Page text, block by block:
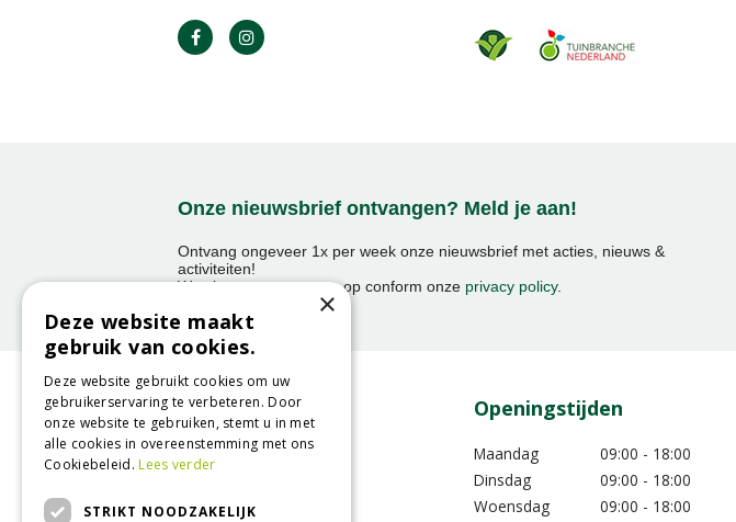
Onze nieuwsbrief ontvangen? Meld je aan!
Ontvang ongeveer 1x per week onze nieuwsbrief met acties, nieuws &
activiteiten!
We slaan uw gegevens op conform onze privacy policy.
Contact
GroenRijk Raalte
8102RS Raalte
Openingstijden
Maandag
09:00 - 18:00
Dinsdag
09:00 - 18:00
Woensdag
09:00 - 18:00
×
Deze website maakt
gebruik van cookies.
Deze website gebruikt cookies om uw
gebruikerservaring te verbeteren. Door
onze website te gebruiken, stemt u in met
alle cookies in overeenstemming met ons
Cookiebeleid.Lees verder
STRIKT NOODZAKELIJK